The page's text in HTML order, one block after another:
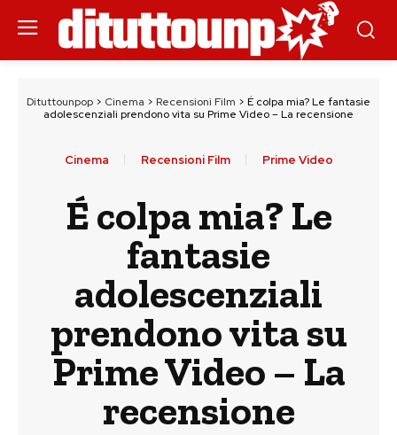
Dituttounpop > Cinema > Recensioni Film > É colpa mia? Le fantasie
adolescenziali prendono vita su Prime Video – La recensione
Cinema Recensioni Film Prime Video
É colpa mia? Le
fantasie
adolescenziali
prendono vita su
Prime Video – La
recensione